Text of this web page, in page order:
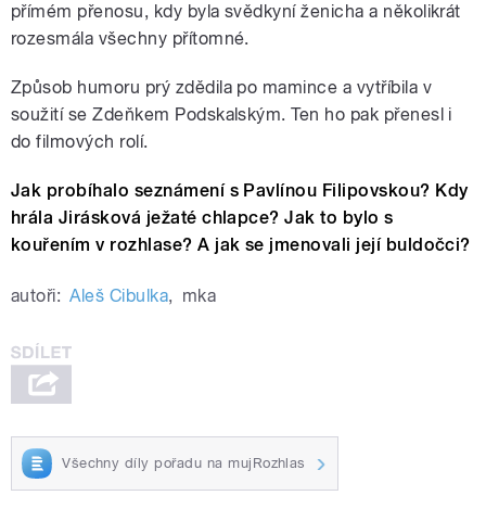
přímém přenosu, kdy byla svědkyní ženicha a několikrát
rozesmála všechny přítomné.
Způsob humoru prý zdědila po mamince a vytříbila v
soužití se Zdeňkem Podskalským. Ten ho pak přenesl i
do filmových rolí.
Jak probíhalo seznámení s Pavlínou Filipovskou? Kdy
hrála Jirásková ježaté chlapce? Jak to bylo s
kouřením v rozhlase? A jak se jmenovali její buldočci?
autoři: Aleš Cibulka, mka
Všechny díly pořadu na mujRozhlas